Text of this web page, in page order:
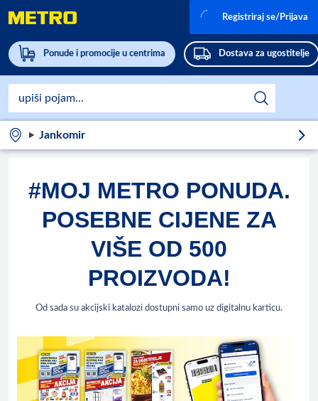
Ponude i promocije u centrima Dostava za ugostitelje
Registriraj se/Prijava
Jankomir
#MOJ METRO PONUDA.
POSEBNE CIJENE ZA
VIŠE OD 500
PROIZVODA!
Od sada su akcijski katalozi dostupni samo uz digitalnu karticu.